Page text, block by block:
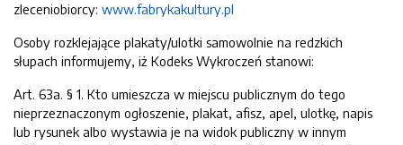
zleceniobiorcy: www.fabrykakultury.pl
Osoby rozklejające plakaty/ulotki samowolnie na redzkich
słupach informujemy, iż Kodeks Wykroczeń stanowi:
Art. 63a. § 1. Kto umieszcza w miejscu publicznym do tego
nieprzeznaczonym ogłoszenie, plakat, afisz, apel, ulotkę, napis
lub rysunek albo wystawia je na widok publiczny w innym